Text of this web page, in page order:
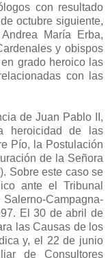
con resultado
octubre siguiente,
María Erba,
y obispos
grado heroico las
con las
de Juan Pablo II,
heroicidad de las
Pío, la Postulación
de la Señora
Sobre este caso se
ante el Tribunal
Campagna-
El 30 de abril de
las Causas de los
y, el 22 de junio
de Consultores